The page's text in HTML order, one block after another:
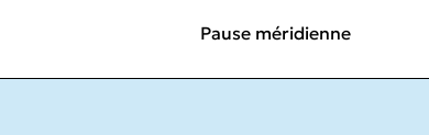
Pause méridienne